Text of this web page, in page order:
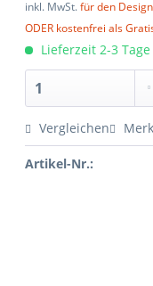
inkl. MwSt.für den
ODER kostenfrei als
Lieferzeit 2-3 Tage
Vergleichen
Artikel-Nr.: